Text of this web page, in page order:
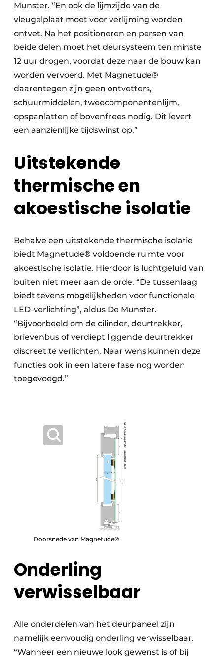
Munster. “En ook de lijmzijde van de
vleugelplaat moet voor verlijming worden
ontvet. Na het positioneren en persen van
beide delen moet het deursysteem ten minste
12 uur drogen, voordat deze naar de bouw kan
worden vervoerd. Met Magnetude®
daarentegen zijn geen ontvetters,
schuurmiddelen, tweecomponentenlijm,
opspanlatten of bovenfrees nodig. Dit levert
een aanzienlijke tijdswinst op.”
Uitstekende
thermische en
akoestische isolatie
Behalve een uitstekende thermische isolatie
biedt Magnetude® voldoende ruimte voor
akoestische isolatie. Hierdoor is luchtgeluid van
buiten niet meer aan de orde. “De tussenlaag
biedt tevens mogelijkheden voor functionele
LED-verlichting”, aldus De Munster.
“Bijvoorbeeld om de cilinder, deurtrekker,
brievenbus of verdiept liggende deurtrekker
discreet te verlichten. Naar wens kunnen deze
functies ook in een latere fase nog worden
toegevoegd.”
Doorsnede van Magnetude®.
Onderling
verwisselbaar
Alle onderdelen van het deurpaneel zijn
namelijk eenvoudig onderling verwisselbaar.
“Wanneer een nieuwe look gewenst is of bij